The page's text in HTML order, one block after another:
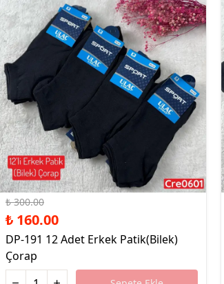
%47 İndirim
₺ 300.00
₺ 160.00
DP-191 12 Adet Erkek Patik(Bilek)
Çorap